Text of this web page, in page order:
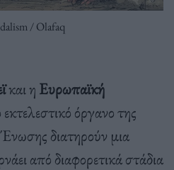
/ Olafaq
και η Ευρωπαϊκή
εκτελεστικό όργανο της
διατηρούν μια
από διαφορετικά στάδια